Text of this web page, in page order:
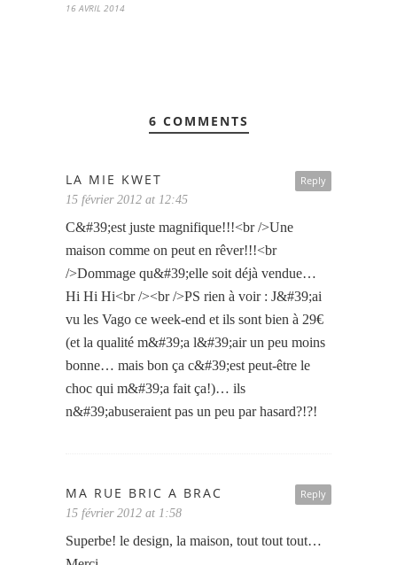
16 AVRIL 2014
6 COMMENTS
Reply
LA MIE KWET
15 février 2012 at 12:45
C&#39;est juste magnifique!!!<br />Une
maison comme on peut en rêver!!!<br
/>Dommage qu&#39;elle soit déjà vendue…
Hi Hi Hi<br /><br />PS rien à voir : J&#39;ai
vu les Vago ce week-end et ils sont bien à 29€
(et la qualité m&#39;a l&#39;air un peu moins
bonne… mais bon ça c&#39;est peut-être le
choc qui m&#39;a fait ça!)… ils
n&#39;abuseraient pas un peu par hasard?!?!
Reply
MA RUE BRIC A BRAC
15 février 2012 at 1:58
Superbe! le design, la maison, tout tout tout…